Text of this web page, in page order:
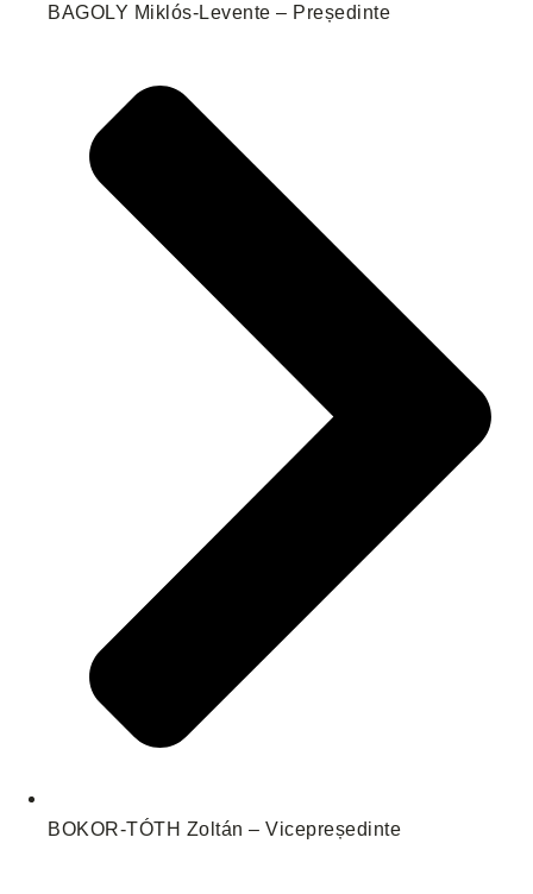
BAGOLY Miklós-Levente – Președinte
BOKOR-TÓTH Zoltán – Vicepreședinte